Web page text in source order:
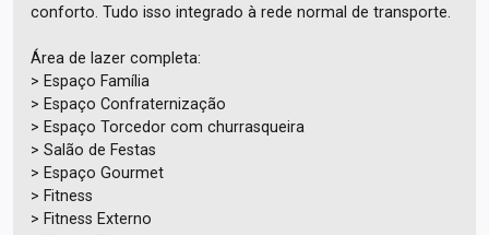
conforto. Tudo isso integrado à rede normal de transporte.
Área de lazer completa:
> Espaço Família
> Espaço Confraternização
> Espaço Torcedor com churrasqueira
> Salão de Festas
> Espaço Gourmet
> Fitness
> Fitness Externo